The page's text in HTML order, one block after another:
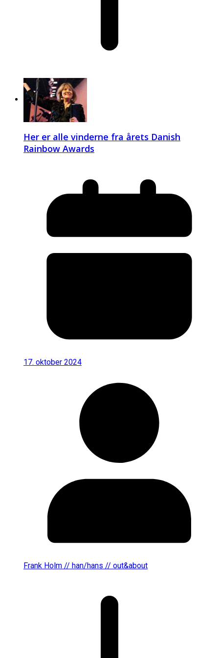
Her er alle vinderne fra årets Danish
Rainbow Awards
17. oktober 2024
Frank Holm // han/hans // out&about